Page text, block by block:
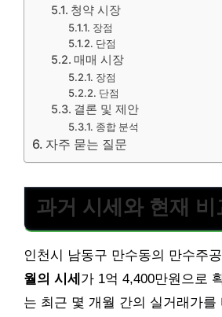
청약 시장
장점
단점
매매 시장
장점
단점
결론 및 제안
종합 분석
자주 묻는 질문
과거 시세와 현재 비
인천시 남동구 만수동의 만수주
월의 시세 가 1억 4,400만원으로
는 최근 몇 개월 간의 실거래가를